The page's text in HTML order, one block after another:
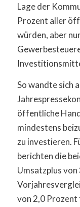
Lage der
Prozent aller
würden, aber
So wandte sich
öffentliche
mindestens
zu investieren.
berichten die
Umsatzplus
von 2,0 Prozent